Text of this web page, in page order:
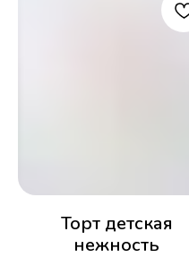
Торт детская
нежность